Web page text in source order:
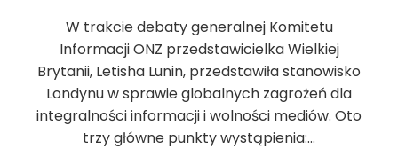
W trakcie debaty generalnej Komitetu
Informacji ONZ przedstawicielka Wielkiej
Brytanii, Letisha Lunin, przedstawiła stanowisko
Londynu w sprawie globalnych zagrożeń dla
integralności informacji i wolności mediów. Oto
trzy główne punkty wystąpienia:…